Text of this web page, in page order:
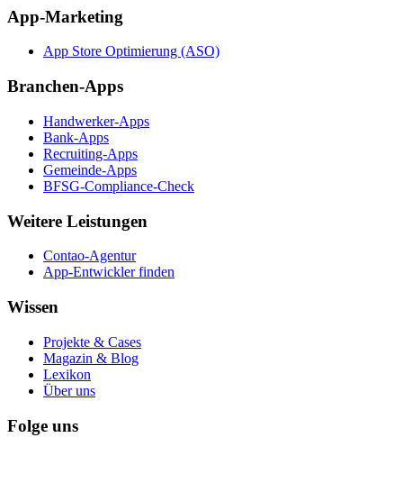
App-Marketing
App Store Optimierung (ASO)
Branchen-Apps
Handwerker-Apps
Bank-Apps
Recruiting-Apps
Gemeinde-Apps
BFSG-Compliance-Check
Weitere Leistungen
Contao-Agentur
App-Entwickler finden
Wissen
Projekte & Cases
Magazin & Blog
Lexikon
Über uns
Folge uns